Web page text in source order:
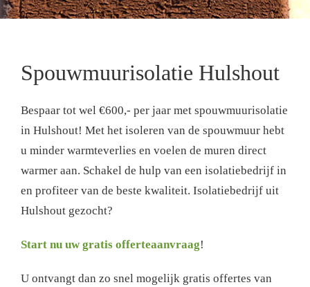
Spouwmuurisolatie Hulshout
Bespaar tot wel €600,- per jaar met spouwmuurisolatie
in Hulshout! Met het isoleren van de spouwmuur hebt
u minder warmteverlies en voelen de muren direct
warmer aan. Schakel de hulp van een isolatiebedrijf in
en profiteer van de beste kwaliteit. Isolatiebedrijf uit
Hulshout gezocht?
Start nu uw gratis offerteaanvraag!
U ontvangt dan zo snel mogelijk gratis offertes van